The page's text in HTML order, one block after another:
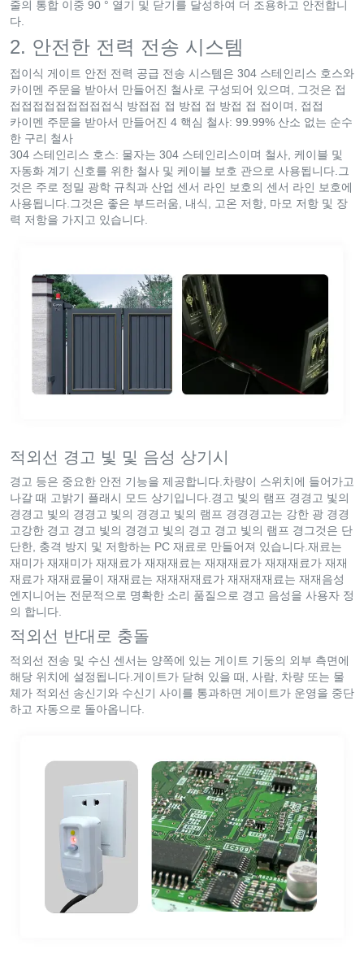
줄의 통합 이중 90 ° 열기 및 닫기를 달성하여 더 조용하고 안전합니
다.
2. 안전한 전력 전송 시스템
접이식 게이트 안전 전력 공급 전송 시스템은 304 스테인리스 호스와
카이멘 주문을 받아서 만들어진 철사로 구성되어 있으며, 그것은 접
접접접접접접접접접식 방접접 접 방접 접 방접 접 접이며, 접접
카이멘 주문을 받아서 만들어진 4 핵심 철사: 99.99% 산소 없는 순수
한 구리 철사
304 스테인리스 호스: 물자는 304 스테인리스이며 철사, 케이블 및
자동화 계기 신호를 위한 철사 및 케이블 보호 관으로 사용됩니다.그
것은 주로 정밀 광학 규칙과 산업 센서 라인 보호의 센서 라인 보호에
사용됩니다.그것은 좋은 부드러움, 내식, 고온 저항, 마모 저항 및 장
력 저항을 가지고 있습니다.
적외선 경고 빛 및 음성 상기시
경고 등은 중요한 안전 기능을 제공합니다.차량이 스위치에 들어가고
나갈 때 고밝기 플래시 모드 상기입니다.경고 빛의 램프 경경고 빛의
경경고 빛의 경경고 빛의 경경고 빛의 램프 경경경고는 강한 광 경경
고강한 경고 경고 빛의 경경고 빛의 경고 경고 빛의 램프 경그것은 단
단한, 충격 방지 및 저항하는 PC 재료로 만들어져 있습니다.재료는
재미가 재재미가 재재료가 재재재료는 재재재료가 재재재료가 재재
재료가 재재료물이 재재료는 재재재재료가 재재재재료는 재재음성
엔지니어는 전문적으로 명확한 소리 품질으로 경고 음성을 사용자 정
의 합니다.
적외선 반대로 충돌
적외선 전송 및 수신 센서는 양쪽에 있는 게이트 기둥의 외부 측면에
해당 위치에 설정됩니다.게이트가 닫혀 있을 때, 사람, 차량 또는 물
체가 적외선 송신기와 수신기 사이를 통과하면 게이트가 운영을 중단
하고 자동으로 돌아옵니다.